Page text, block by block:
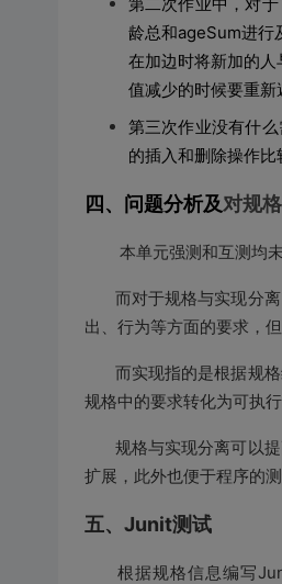
龄总和ageSum进行
在加边时将新加的人
值减少的时候要重新
第三次作业没有什
的插入和删除操作
四、问题分析及对规
本单元强测和互测均
而对于规格与实现分离
出、行为等方面的要求，
而实现指的是根据规格
规格中的要求转化为可执行
规格与实现分离可以提
扩展，此外也便于程序的测
五、Junit测试
根据规格信息编写